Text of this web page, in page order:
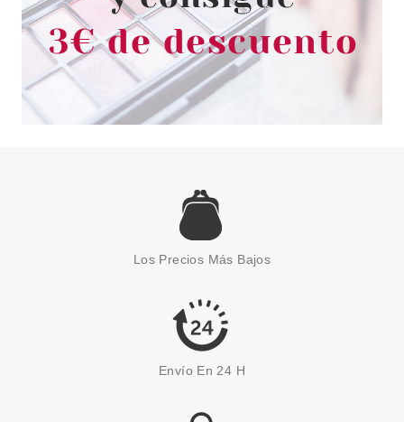
LAISEVEN
LAISEVEN JABÓN DE MANOS
SWEET MELON 400 ML
1.80€
Los Precios Más Bajos
Envío En 24 H